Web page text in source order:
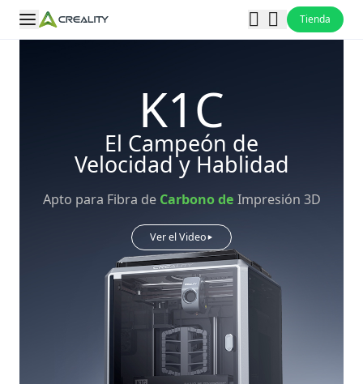
Tienda
K1C
El Campeón de
Velocidad y Hablidad
Apto para Fibra de Carbono de Impresión 3D
Ver el Video